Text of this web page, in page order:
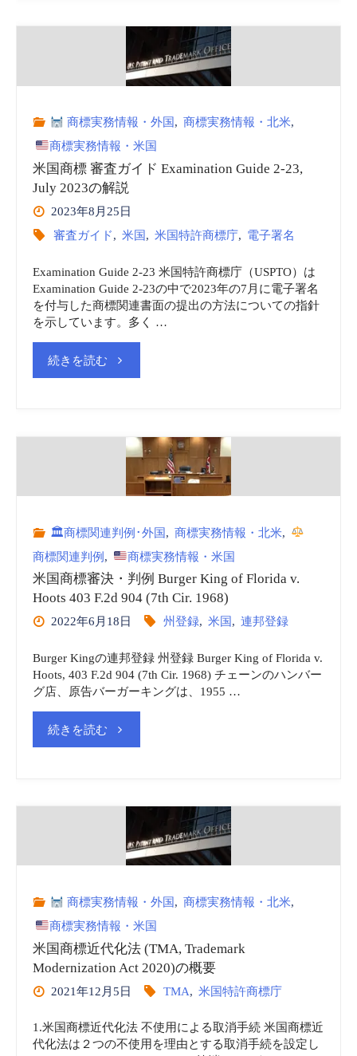
証
の
求
(§7
Request)、
プ
レ
ー
シ
ョ
用
の
謄
本"
査
ガ
ド
Examination
Guide
3-
23,
2023
解
説"
商標実務情報・外国, 商標実務情報・北米,
商標実務情報・米国
米国商標 審査ガイド Examination Guide 2-23,
July 2023の解説
2023年8月25日
審査ガイド, 米国, 米国特許商標庁, 電子署名
Examination Guide 2-23 米国特許商標庁（USPTO）は
Examination Guide 2-23の中で2023年の7月に電子署名
を付与した商標関連書面の提出の方法についての指針
を示しています。多く …
続きを読む"米
査
ガ
Examination
2023
の
解
説"
🏛商標関連判例･外国, 商標実務情報・北米,
商標関連判例, 商標実務情報・米国
米国商標審決・判例 Burger King of Florida v.
Hoots 403 F.2d 904 (7th Cir. 1968)
2022年6月18日 州登録, 米国, 連邦登録
Burger Kingの連邦登録 州登録 Burger King of Florida v.
Hoots, 403 F.2d 904 (7th Cir. 1968) チェーンのハンバー
グ店、原告バーガーキングは、1955 …
続きを読む"米
決・
判
King
商標実務情報・外国, 商標実務情報・北米,
商標実務情報・米国
米国商標近代化法 (TMA, Trademark
Modernization Act 2020)の概要
2021年12月5日 TMA, 米国特許商標庁
1.米国商標近代化法 不使用による取消手続 米国商標近
代化法は２つの不使用を理由とする取消手続を設定し